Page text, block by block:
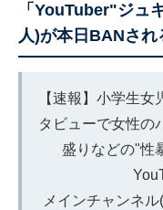
「YouTuber"ジュ
人)が本日BANされ
【速報】小学生
タビューで女性の
盛りなどの"性
メインチャンネ